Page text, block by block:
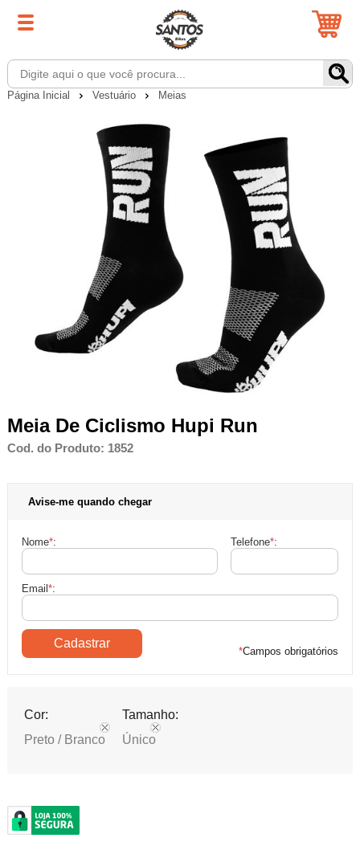
Página Inicial Vestuário Meias
Meia De Ciclismo Hupi Run
Cod. do Produto: 1852
Avise-me quando chegar
Nome*: Telefone*:
Email*:
*Campos obrigatórios
Cor:
Preto / Branco
Tamanho:
Único